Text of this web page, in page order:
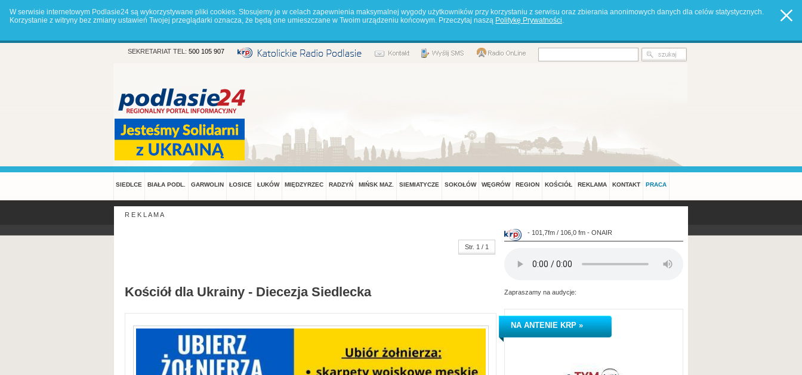
W serwisie internetowym Podlasie24 są wykorzystywane pliki cookies. Stosujemy je w celach zapewnienia maksymalnej wygody użytkowników przy korzystaniu z serwisu oraz zbierania anonimowych danych dla celów statystycznych.
Korzystanie z witryny bez zmiany ustawień Twojej przeglądarki oznacza, że będą one umieszczane w Twoim urządzeniu końcowym. Przeczytaj naszą Politykę Prywatności.
SEKRETARIAT TEL: 500 105 907
SIEDLCE BIAŁA PODL. GARWOLIN ŁOSICE ŁUKÓW MIĘDZYRZEC RADZYŃ MIŃSK MAZ. SIEMIATYCZE SOKOŁÓW WĘGRÓW REGION KOŚCIÓŁ REKLAMA KONTAKT PRACA
R E K L A M A
Str. 1 / 1
Kościół dla Ukrainy - Diecezja Siedlecka
- 101,7fm / 106,0 fm - ONAIR
Zapraszamy na audycje:
NA ANTENIE KRP »